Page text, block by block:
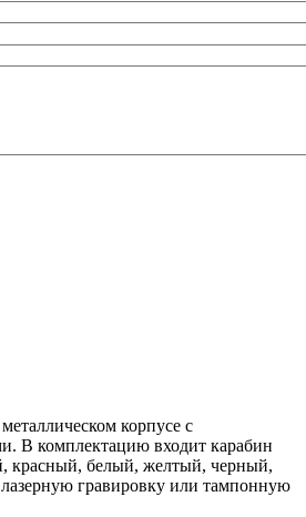
корпусе с
В комплектацию входит карабин
красный, белый, желтый, черный,
гравировку или тампонную